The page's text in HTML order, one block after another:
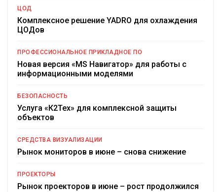
ЦОД
Комплексное решение YADRO для охлаждения
ЦОДов
ПРОФЕССИОНАЛЬНОЕ ПРИКЛАДНОЕ ПО
Новая версия «MS Навигатор» для работы с
информационными моделями
БЕЗОПАСНОСТЬ
Услуга «К2Тех» для комплексной защиты
объектов
СРЕДСТВА ВИЗУАЛИЗАЦИИ
Рынок мониторов в июне – снова снижение
ПРОЕКТОРЫ
Рынок проекторов в июне – рост продолжился